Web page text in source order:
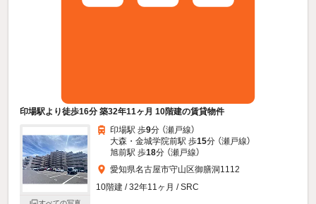
印場駅より徒歩16分 築32年11ヶ月 10階建の賃貸物件
印場駅 歩9分 （瀬戸線）
大森・金城学院前駅 歩15分 （瀬戸線）
旭前駅 歩18分 （瀬戸線）
愛知県名古屋市守山区御膳洞1112
10階建 / 32年11ヶ月 / SRC